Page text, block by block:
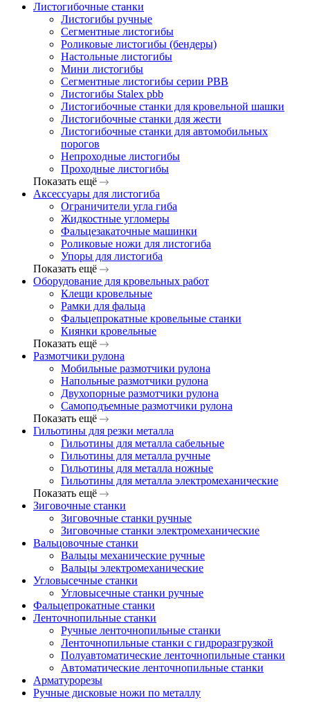
Листогибочные станки
Листогибы ручные
Сегментные листогибы
Роликовые листогибы (бендеры)
Настольные листогибы
Мини листогибы
Сегментные листогибы серии PBB
Листогибы Stalex pbb
Листогибочные станки для кровельной шашки
Листогибочные станки для жести
Листогибочные станки для автомобильных
порогов
Непроходные листогибы
Проходные листогибы
Показать ещё
Аксессуары для листогиба
Ограничители угла гиба
Жидкостные угломеры
Фальцезакаточные машинки
Роликовые ножи для листогиба
Упоры для листогиба
Показать ещё
Оборудование для кровельных работ
Клещи кровельные
Рамки для фальца
Фальцепрокатные кровельные станки
Киянки кровельные
Показать ещё
Размотчики рулона
Мобильные размотчики рулона
Напольные размотчики рулона
Двухопорные размотчики рулона
Самоподъемные размотчики рулона
Показать ещё
Гильотины для резки металла
Гильотины для металла сабельные
Гильотины для металла ручные
Гильотины для металла ножные
Гильотины для металла электромеханические
Показать ещё
Зиговочные станки
Зиговочные станки ручные
Зиговочные станки электромеханические
Вальцовочные станки
Вальцы механические ручные
Вальцы электромеханические
Угловысечные станки
Угловысечные станки ручные
Фальцепрокатные станки
Ленточнопильные станки
Ручные ленточнопильные станки
Ленточнопильные станки с гидроразгрузкой
Полуавтоматические ленточнопильные станки
Автоматические ленточнопильные станки
Арматурорезы
Ручные дисковые ножи по металлу